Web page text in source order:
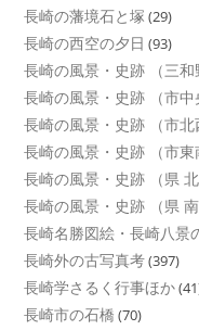
長崎の藩境石と塚 (29)
長崎の西空の夕日 (93)
長崎の風景・史跡 （三和
長崎の風景・史跡 （市中
長崎の風景・史跡 （市北
長崎の風景・史跡 （市東
長崎の風景・史跡 （県 北
長崎の風景・史跡 （県 南
長崎名勝図絵・長崎八景
長崎外の古写真考(397)
長崎学さるく行事ほか
長崎市の石橋 (70)